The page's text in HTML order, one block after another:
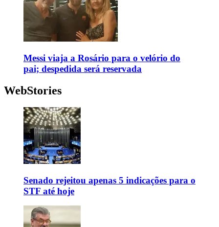
Messi viaja a Rosário para o velório do
pai; despedida será reservada
WebStories
Senado rejeitou apenas 5 indicações para o
STF até hoje